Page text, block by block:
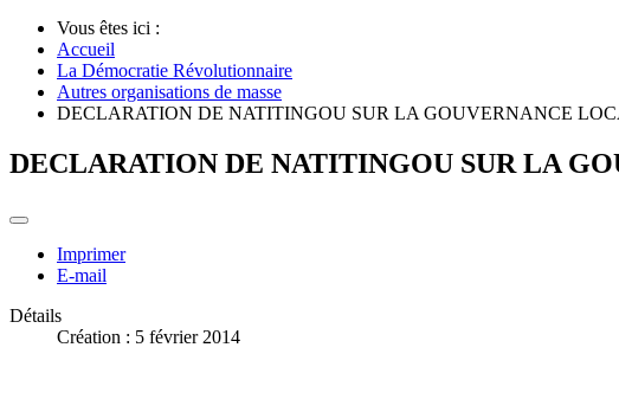
Vous êtes ici :
Accueil
La Démocratie Révolutionnaire
Autres organisations de masse
DECLARATION DE NATITINGOU SUR LA GOUVERNANCE
DECLARATION DE NATITINGOU SUR LA
Imprimer
E-mail
Détails
Création : 5 février 2014